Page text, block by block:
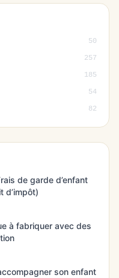
50
257
185
54
82
de garde d’enfant
d’impôt)
à fabriquer avec des
son enfant